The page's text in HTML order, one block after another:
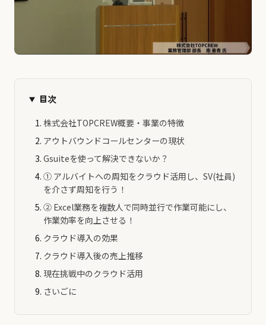
目次
株式会社TOPCREW概要・事業の特徴
アウトバウンドコールセンターの現状
Gsuiteを使って解決できないか？
① アルバイトへの周知をクラウド活⽤し、SV(社員)
を介さず周知を⾏う！
② Excel業務を複数⼈で同時並⾏で作業可能にし、
作業効率を向上させる！
クラウド導⼊の効果
クラウド導⼊後の売上推移
現在挑戦中のクラウド活⽤
さいごに